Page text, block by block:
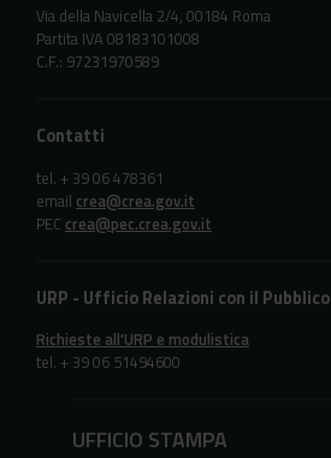
Via della Navicella 2/4, 00184 Roma
Partita IVA 08183101008
C.F.: 97231970589
Contatti
tel. + 39 06 478361
email crea@crea.gov.it
PEC crea@pec.crea.gov.it
URP - Ufficio Relazioni con il Pubblico
Richieste all'URP e modulistica
tel. + 39 06 51494600
UFFICIO STAMPA